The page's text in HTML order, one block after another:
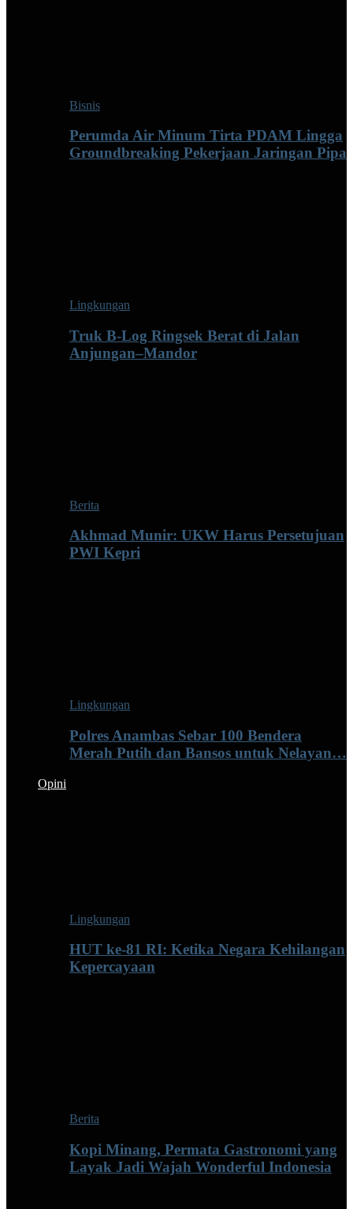
Bisnis
Perumda Air Minum Tirta PDAM Lingga
Groundbreaking Pekerjaan Jaringan Pipa
Lingkungan
Truk B-Log Ringsek Berat di Jalan
Anjungan–Mandor
Berita
Akhmad Munir: UKW Harus Persetujuan
PWI Kepri
Lingkungan
Polres Anambas Sebar 100 Bendera
Merah Putih dan Bansos untuk Nelayan…
Opini
Lingkungan
HUT ke-81 RI: Ketika Negara Kehilangan
Kepercayaan
Berita
Kopi Minang, Permata Gastronomi yang
Layak Jadi Wajah Wonderful Indonesia